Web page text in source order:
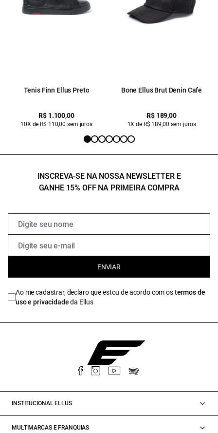
Tenis Finn Ellus Preto
R$ 1.100,00
10X de R$ 110,00 sem juros
Bone Ellus Brut Denin Cafe
R$ 189,00
1X de R$ 189,00 sem juros
INSCREVA-SE NA NOSSA NEWSLETTER E
GANHE 15% OFF NA PRIMEIRA COMPRA
ENVIAR
Ao me cadastrar, declaro que estou de acordo com ostermos de
uso e privacidadeda Ellus
INSTITUCIONAL ELLUS
MULTIMARCAS E FRANQUIAS